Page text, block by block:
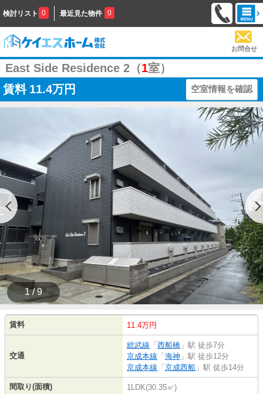
検討リスト 0 最近見た物件 0
お問合せ
East Side Residence 2（1室）
賃料 11.4万円 空室情報を確認
1 / 9
賃料 11.4万円
交通
総武線 「 西船橋 」駅 徒歩7分
京成本線 「 海神 」駅 徒歩12分
京成本線 「 京成西船 」駅 徒歩14分
間取り(面積) 1LDK(30.35㎡)